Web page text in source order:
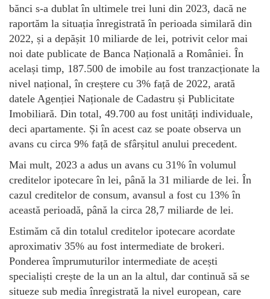
bănci s-a dublat în ultimele trei luni din 2023, dacă ne
raportăm la situația înregistrată în perioada similară din
2022, și a depășit 10 miliarde de lei, potrivit celor mai
noi date publicate de Banca Națională a României. În
același timp, 187.500 de imobile au fost tranzacționate la
nivel național, în creștere cu 3% față de 2022, arată
datele Agenției Naționale de Cadastru și Publicitate
Imobiliară. Din total, 49.700 au fost unități individuale,
deci apartamente. Și în acest caz se poate observa un
avans cu circa 9% față de sfârșitul anului precedent.
Mai mult, 2023 a adus un avans cu 31% în volumul
creditelor ipotecare în lei, până la 31 miliarde de lei. În
cazul creditelor de consum, avansul a fost cu 13% în
această perioadă, până la circa 28,7 miliarde de lei.
Estimăm că din totalul creditelor ipotecare acordate
aproximativ 35% au fost intermediate de brokeri.
Ponderea împrumuturilor intermediate de acești
specialiști crește de la un an la altul, dar continuă să se
situeze sub media înregistrată la nivel european, care